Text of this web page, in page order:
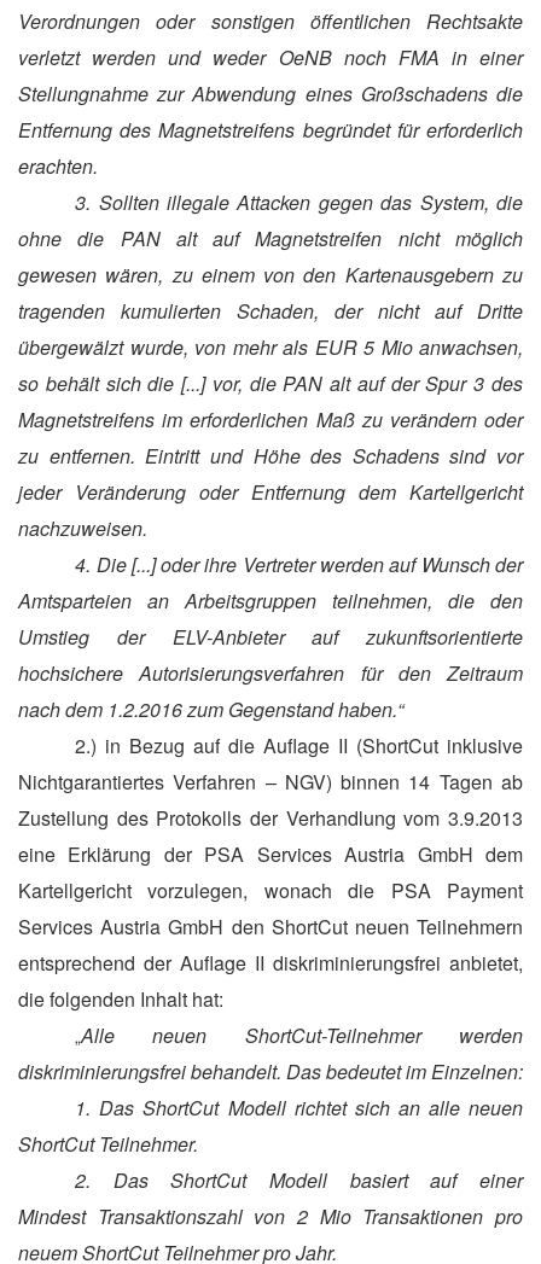
Verordnungen oder sonstigen öffentlichen Rechtsakte
verletzt werden und weder OeNB noch FMA in einer
Stellungnahme zur Abwendung eines Großschadens die
Entfernung des Magnetstreifens begründet für erforderlich
erachten.
3. Sollten illegale Attacken gegen das System, die
ohne die PAN alt auf Magnetstreifen nicht möglich
gewesen wären, zu einem von den Kartenausgebern zu
tragenden kumulierten Schaden, der nicht auf Dritte
übergewälzt wurde, von mehr als EUR 5 Mio anwachsen,
so behält sich die [...] vor, die PAN alt auf der Spur 3 des
Magnetstreifens im erforderlichen Maß zu verändern oder
zu entfernen. Eintritt und Höhe des Schadens sind vor
jeder Veränderung oder Entfernung dem Kartellgericht
nachzuweisen.
4. Die [...] oder ihre Vertreter werden auf Wunsch der
Amtsparteien an Arbeitsgruppen teilnehmen, die den
Umstieg der ELV-Anbieter auf zukunftsorientierte
hochsichere Autorisierungsverfahren für den Zeitraum
nach dem 1.2.2016 zum Gegenstand haben.“
2.) in Bezug auf die Auflage II (ShortCut inklusive
Nichtgarantiertes Verfahren – NGV) binnen 14 Tagen ab
Zustellung des Protokolls der Verhandlung vom 3.9.2013
eine Erklärung der PSA Services Austria GmbH dem
Kartellgericht vorzulegen, wonach die PSA Payment
Services Austria GmbH den ShortCut neuen Teilnehmern
entsprechend der Auflage II diskriminierungsfrei anbietet,
die folgenden Inhalt hat:
„Alle neuen ShortCut-Teilnehmer werden
diskriminierungsfrei behandelt. Das bedeutet im Einzelnen:
1. Das ShortCut Modell richtet sich an alle neuen
ShortCut Teilnehmer.
2. Das ShortCut Modell basiert auf einer
Mindest Transaktionszahl von 2 Mio Transaktionen pro
neuem ShortCut Teilnehmer pro Jahr.